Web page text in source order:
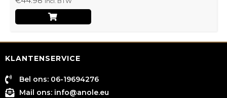
KLANTENSERVICE
Bel ons: 06-19694276
Mail ons: info@anole.eu